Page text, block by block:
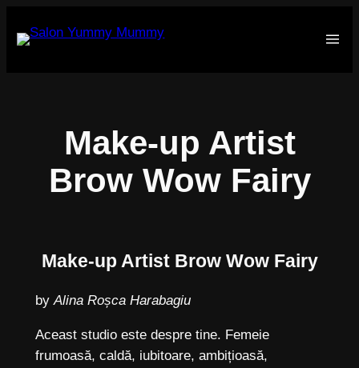
Make-up Artist
Brow Wow Fairy
Make-up Artist Brow Wow Fairy
byAlina Roșca Harabagiu
Aceast studio este despre tine. Femeie
frumoasă, caldă, iubitoare, ambițioasă,